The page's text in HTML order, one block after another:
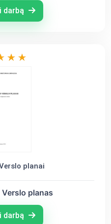
darbą
planai
planas
darbą